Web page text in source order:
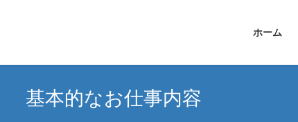
ホーム
基本的なお仕事内容